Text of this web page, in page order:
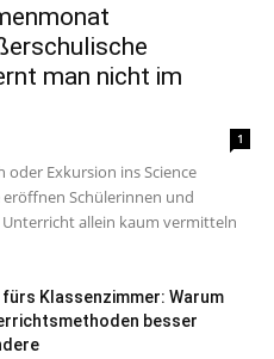
man nicht im
1
Exkursion ins Science
Schülerinnen und
allein kaum vermitteln
Klassenzimmer: Warum
besser